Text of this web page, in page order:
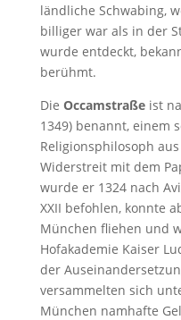
ländliche Schwabing,
billiger war als in der
wurde entdeckt,
berühmt.
Die Occamstraßeist
1349) benannt, einem
Religionsphilosoph
Widerstreit mit dem
wurde er 1324 nach
XXII befohlen, konnte
München fliehen und
Hofakademie Kaiser
der
versammelten sich
München namhafte